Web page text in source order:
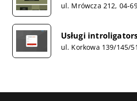
ul. Mrówcza 212, 04-
Usługi
ul. Korkowa 139/145/